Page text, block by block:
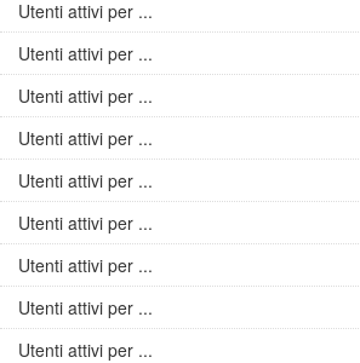
Utenti attivi per ...
Utenti attivi per ...
Utenti attivi per ...
Utenti attivi per ...
Utenti attivi per ...
Utenti attivi per ...
Utenti attivi per ...
Utenti attivi per ...
Utenti attivi per ...